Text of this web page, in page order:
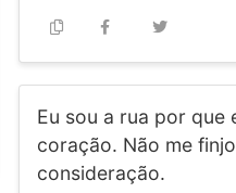
Eu sou a rua por que
coração. Não me
consideração.